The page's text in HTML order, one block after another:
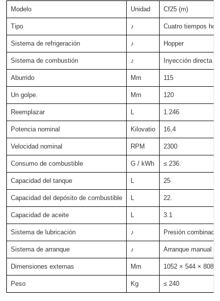
Modelo Unidad Cf25 (m)
Tipo ♪ Cuatro tiempos
Sistema de refrigeración ♪ Hopper
Sistema de combustión ♪ Inyección directa
Aburrido Mm 115
Un golpe. Mm 120
Reemplazar L 1.246
Potencia nominal Kilovatio 16,4
Velocidad nominal RPM 2300
Consumo de combustible G / kWh ≤ 236.
Capacidad del tanque L 25
Capacidad del depósito de combustible L 22.
Capacidad de aceite L 3.1
Sistema de lubricación ♪ Presión
Sistema de arranque ♪ Arranque manual /
Dimensiones externas Mm 1052 × 544 × 808
Peso Kg ≤ 240